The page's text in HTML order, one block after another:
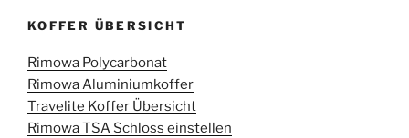
KOFFER ÜBERSICHT
Rimowa Polycarbonat
Rimowa Aluminiumkoffer
Travelite Koffer Übersicht
Rimowa TSA Schloss einstellen